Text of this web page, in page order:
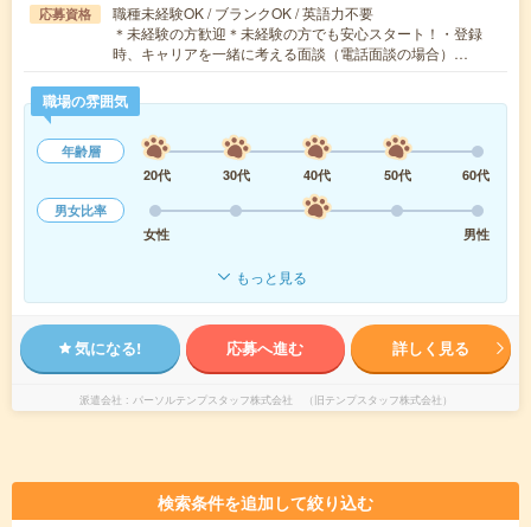
応募資格
職種未経験OK / ブランクOK / 英語力不要
＊未経験の方歓迎＊未経験の方でも安心スタート！・登録
時、キャリアを一緒に考える面談（電話面談の場合）…
職場の雰囲気
年齢層
20代
30代 40代 50代
60代
男女比率
女性
男性
もっと見る
気になる! 応募へ進む 詳しく見る
派遣会社 パーソルテンプスタッフ株式会社 （旧テンプスタッフ株式会社）
検索条件を追加して絞り込む